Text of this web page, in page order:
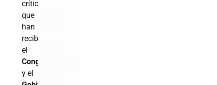
críticas
que
han
recibido
el
Congreso
y el